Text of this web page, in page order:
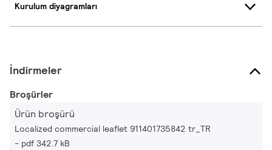
Kurulum diyagramları
İndirmeler
Broşürler
Ürün broşürü
Localized commercial leaflet 911401735842 tr_TR
pdf 342.7 kB